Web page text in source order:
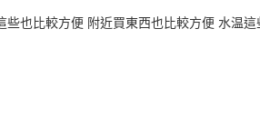
也比較方便 附近買東西也比較方便 水温